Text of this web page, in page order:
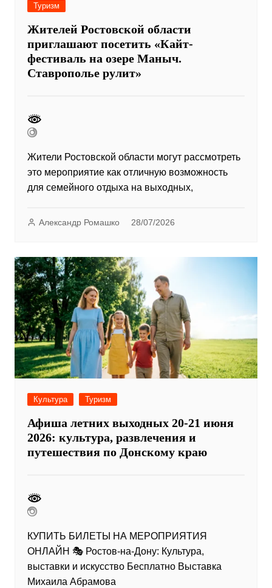
Туризм
Жителей Ростовской области
приглашают посетить «Кайт-
фестиваль на озере Маныч.
Ставрополье рулит»
Жители Ростовской области могут рассмотреть
это мероприятие как отличную возможность
для семейного отдыха на выходных,
Александр Ромашко 28/07/2026
Культура Туризм
Афиша летних выходных 20-21 июня
2026: культура, развлечения и
путешествия по Донскому краю
КУПИТЬ БИЛЕТЫ НА МЕРОПРИЯТИЯ
ОНЛАЙН 🎭 Ростов-на-Дону: Культура,
выставки и искусство Бесплатно Выставка
Михаила Абрамова